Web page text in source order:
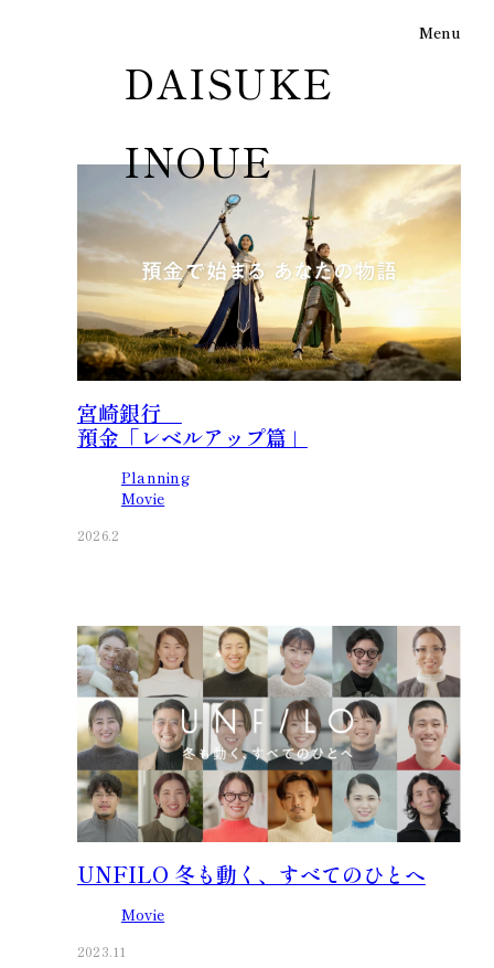
DAISUKE
INOUE
Menu
宮崎銀行
預金「レベルアップ篇」
Planning
Movie
2026.2
UNFILO 冬も動く、すべてのひとへ
Movie
2023.11